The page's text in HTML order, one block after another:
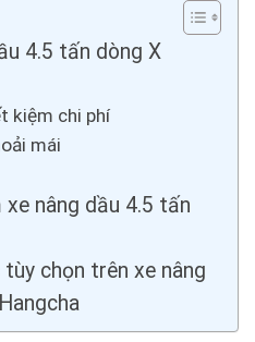
4.5 tấn dòng X
kiệm chi phí
mái
nâng dầu 4.5 tấn
chọn trên xe nâng